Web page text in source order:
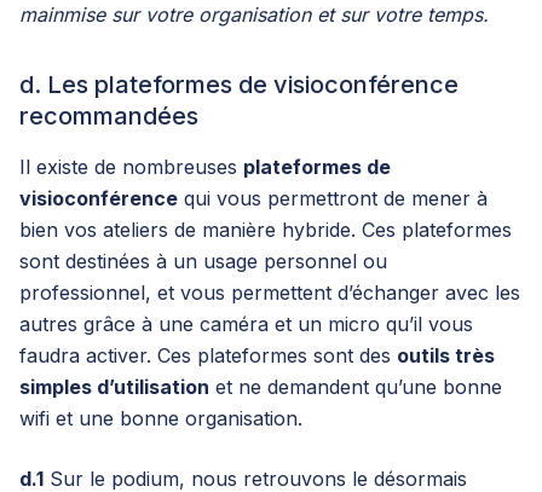
mainmise sur votre organisation et sur votre temps.
d. Les plateformes de visioconférence
recommandées
Il existe de nombreuses plateformes de
visioconférence qui vous permettront de mener à
bien vos ateliers de manière hybride. Ces plateformes
sont destinées à un usage personnel ou
professionnel, et vous permettent d’échanger avec les
autres grâce à une caméra et un micro qu’il vous
faudra activer. Ces plateformes sont des outils très
simples d’utilisation et ne demandent qu’une bonne
wifi et une bonne organisation.
d.1 Sur le podium, nous retrouvons le désormais